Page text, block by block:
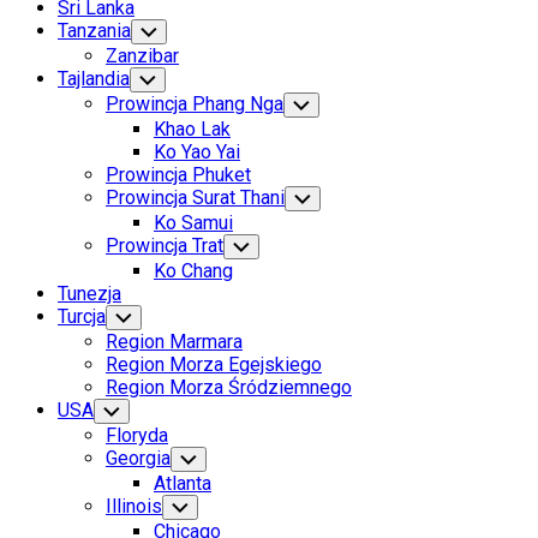
Sri Lanka
Tanzania Toggle
Child
Menu
Zanzibar
Tajlandia Toggle
Child
Menu
Prowincja Phang Nga Toggle
Child
Khao Lak
Ko Yao Yai
Prowincja Phuket
Prowincja Surat Thani Toggle
Child
Ko Samui
Prowincja Trat Toggle
Child
Menu
Ko Chang
Tunezja
Turcja Toggle
Child
Menu
Region Marmara
Region Morza Egejskiego
Region Morza Śródziemnego
USA Toggle
Child
Menu
Floryda
Georgia Toggle
Child
Menu
Atlanta
Illinois Toggle
Child
Chicago